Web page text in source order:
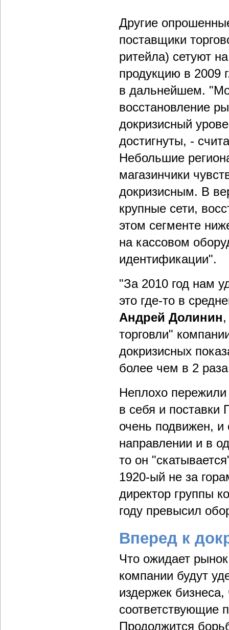
Другие
поставщики
ритейла) сетуют
продукцию в 2009
в дальнейшем.
восстановление
докризисный
достигнуты, -
Небольшие
магазинчики
докризисным. В
крупные сети,
этом сегменте
на кассовом
идентификации".
"За 2010 год нам
это где-то в
Андрей Долинин
торговли"
докризисных
более чем в 2
Неплохо пережили
в себя и
очень подвижен,
направлении и в
то он
1920-ый не за
директор группы
году превысил
Вперед к
Что ожидает
компании будут
издержек
соответствующие
Продолжится